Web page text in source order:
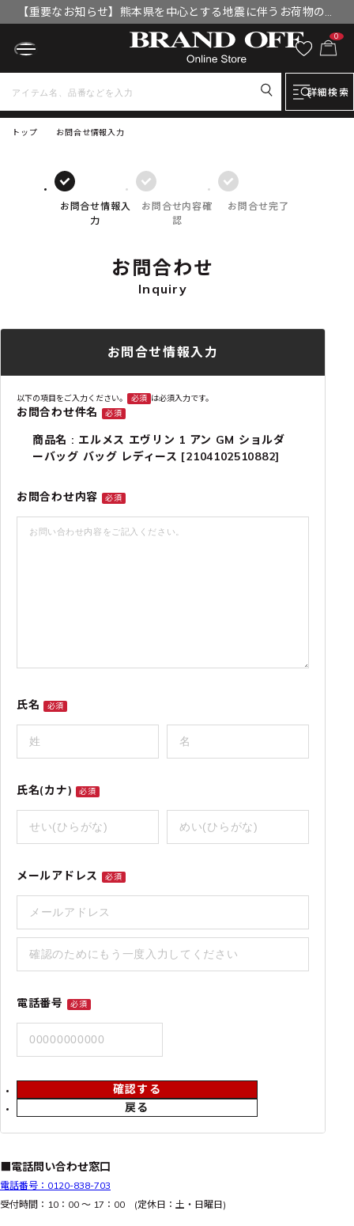
【重要なお知らせ】熊本県を中心とする地震に伴うお荷物のお
届けについて
0
詳細検索
トップ お問合せ情報入力
お問合せ情報入
力
お問合せ内容確
認
お問合せ完了
お問合わせ
Inquiry
お問合せ情報入力
以下の項目をご入力ください。 必須 は必須入力です。
お問合わせ件名 必須
商品名 : エルメス エヴリン 1 アン GM ショルダ
ーバッグ バッグ レディース [2104102510882]
お問合わせ内容 必須
氏名 必須
氏名(カナ) 必須
メールアドレス 必須
電話番号 必須
戻る
確認する
■電話問い合わせ窓口
電話番号：0120-838-703
受付時間：10：00 ～ 17：00 (定休日：土・日曜日)